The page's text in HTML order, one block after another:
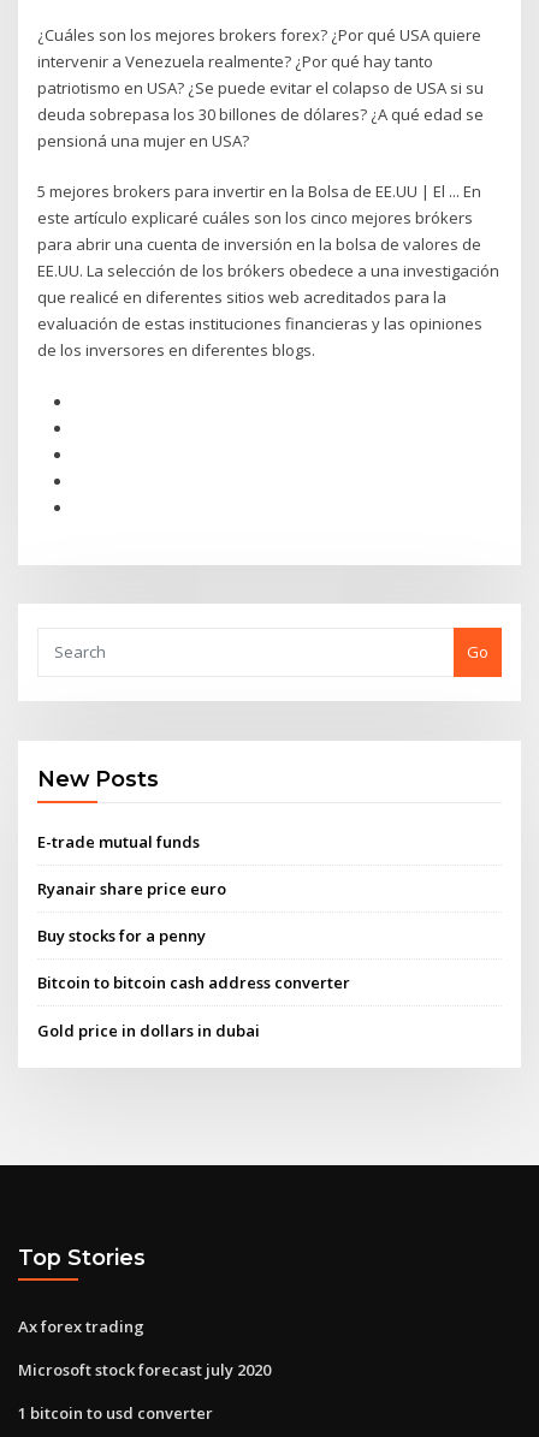
¿Cuáles son los mejores brokers forex? ¿Por qué USA quiere
intervenir a Venezuela realmente? ¿Por qué hay tanto
patriotismo en USA? ¿Se puede evitar el colapso de USA si su
deuda sobrepasa los 30 billones de dólares? ¿A qué edad se
pensioná una mujer en USA?
5 mejores brokers para invertir en la Bolsa de EE.UU | El ... En
este artículo explicaré cuáles son los cinco mejores brókers
para abrir una cuenta de inversión en la bolsa de valores de
EE.UU. La selección de los brókers obedece a una investigación
que realicé en diferentes sitios web acreditados para la
evaluación de estas instituciones financieras y las opiniones
de los inversores en diferentes blogs.
Go
New Posts
E-trade mutual funds
Ryanair share price euro
Buy stocks for a penny
Bitcoin to bitcoin cash address converter
Gold price in dollars in dubai
Top Stories
Ax forex trading
Microsoft stock forecast july 2020
1 bitcoin to usd converter